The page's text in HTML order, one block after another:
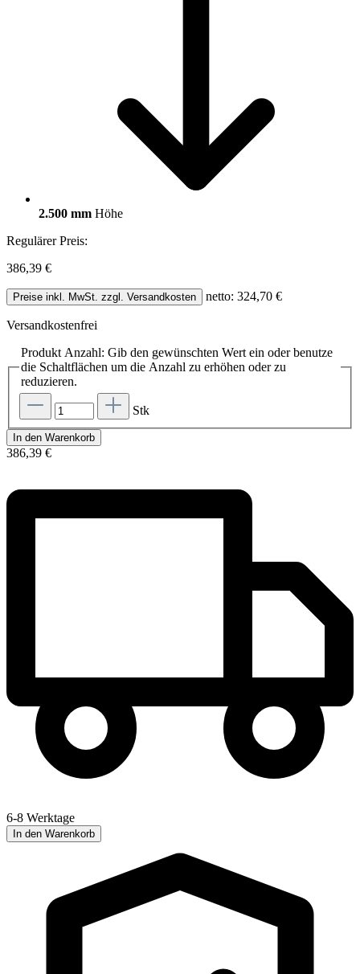
2.500 mm Höhe
Regulärer Preis:
386,39 €
Preise inkl. MwSt. zzgl. Versandkosten netto: 324,70 €
Versandkostenfrei
Produkt Anzahl: Gib den gewünschten Wert ein oder benutze
die Schaltflächen um die Anzahl zu erhöhen oder zu
reduzieren.
Stk
In den Warenkorb
386,39 €
6-8 Werktage
In den Warenkorb